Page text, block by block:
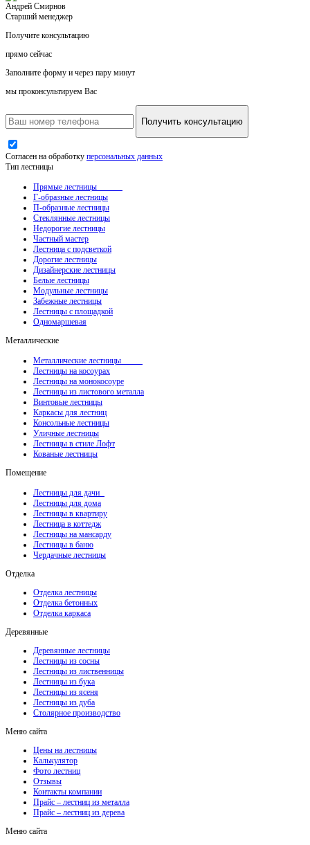
Андрей Смирнов
Старший менеджер
Получите консультацию
прямо сейчас
Заполните форму и через пару минут
мы проконсультируем Вас
Получить консультацию
Согласен на обработку персональных данных
Тип лестницы
Прямые лестницы
Г-образные лестницы
П-образные лестницы
Стеклянные лестницы
Недорогие лестницы
Частный мастер
Лестница с подсветкой
Дорогие лестницы
Дизайнерские лестницы
Белые лестницы
Модульные лестницы
Забежные лестницы
Лестницы с площадкой
Одномаршевая
Металлические
Металлические лестницы
Лестницы на косоурах
Лестницы на монокосоуре
Лестницы из листового металла
Винтовые лестницы
Каркасы для лестниц
Консольные лестницы
Уличные лестницы
Лестницы в стиле Лофт
Кованые лестницы
Помещение
Лестницы для дачи
Лестницы для дома
Лестницы в квартиру
Лестница в коттедж
Лестницы на мансарду
Лестницы в баню
Чердачные лестницы
Отделка
Отделка лестницы
Отделка бетонных
Отделка каркаса
Деревянные
Деревянные лестницы
Лестницы из сосны
Лестницы из лиственницы
Лестницы из бука
Лестницы из ясеня
Лестницы из дуба
Столярное производство
Меню сайта
Цены на лестницы
Калькулятор
Фото лестниц
Отзывы
Контакты компании
Прайс – лестниц из металла
Прайс – лестниц из дерева
Меню сайта